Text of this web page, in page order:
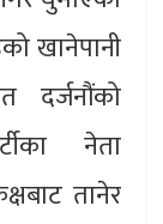
खानेपानी
दर्जनौंको
नेता
तानेर